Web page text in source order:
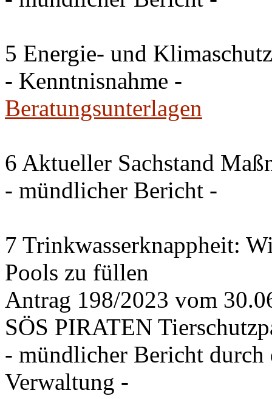
5 Energie- und
- Kenntnisnahme -
Beratungsunterlagen
6 Aktueller Sachstand
- mündlicher Bericht -
7 Trinkwasserknappheit:
Pools zu füllen
Antrag 198/2023 vom
SÖS PIRATEN
- mündlicher Bericht
Verwaltung -